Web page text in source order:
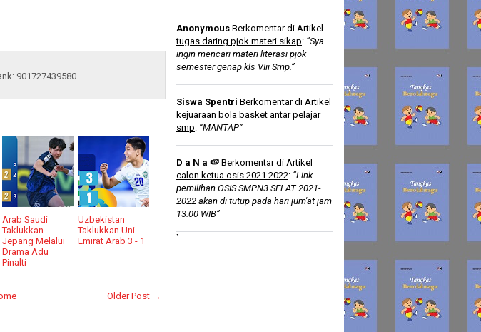
901727439580
Arab Saudi
Taklukkan
Jepang Melalui
Drama Adu
Pinalti
Uzbekistan
Taklukkan Uni
Emirat Arab 3 - 1
Older Post →
Anonymous Berkomentar di Artikel
tugas daring pjok materi sikap: “Sya
ingin mencari materi literasi pjok
semester genap kls VIii Smp.”
Siswa Spentri Berkomentar di Artikel
kejuaraan bola basket antar pelajar
smp: “MANTAP”
D a N a 🍉 Berkomentar di Artikel
calon ketua osis 2021 2022: “Link
pemilihan OSIS SMPN3 SELAT 2021-
2022 akan di tutup pada hari jum'at jam
13.00 WIB”
`